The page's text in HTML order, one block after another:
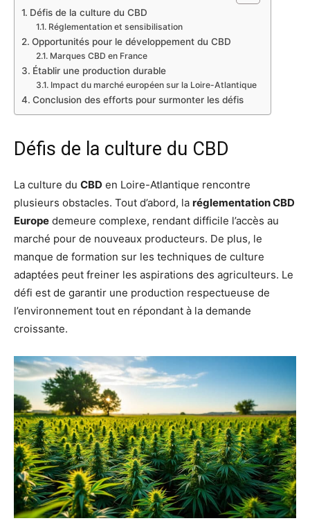
Défis de la culture du CBD
Réglementation et sensibilisation
Opportunités pour le développement du CBD
Marques CBD en France
Établir une production durable
Impact du marché européen sur la Loire-Atlantique
Conclusion des efforts pour surmonter les défis
Défis de la culture du CBD
La culture du CBD en Loire-Atlantique rencontre
plusieurs obstacles. Tout d’abord, la réglementation CBD
Europe demeure complexe, rendant difficile l’accès au
marché pour de nouveaux producteurs. De plus, le
manque de formation sur les techniques de culture
adaptées peut freiner les aspirations des agriculteurs. Le
défi est de garantir une production respectueuse de
l’environnement tout en répondant à la demande
croissante.